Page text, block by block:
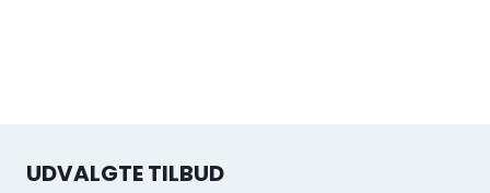
UDVALGTE TILBUD